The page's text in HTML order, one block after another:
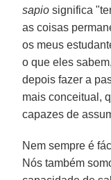
sapio significa
as coisas
os meus
o que eles
depois fazer a
mais conceitual,
capazes de
Nem sempre é
Nós também